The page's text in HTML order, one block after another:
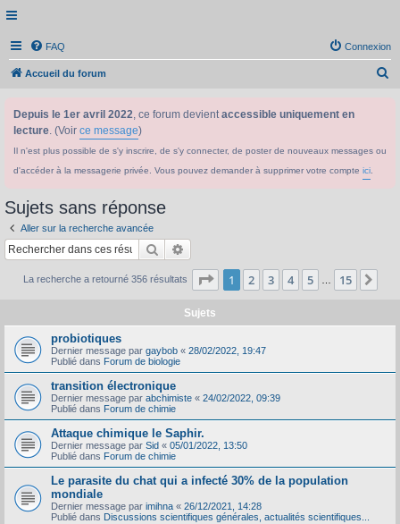
FAQ Connexion
Accueil du forum
Depuis le 1er avril 2022, ce forum devientaccessible uniquement en
lecture. (Voir ce message)
Il n'est plus possible de s'y inscrire, de s'y connecter, de poster de nouveaux messages ou
d'accéder à la messagerie privée. Vous pouvez demander à supprimer votre compte ici
Sujets sans réponse
Aller sur la recherche avancée
Rechercher
La recherche a retourné 356 résultats Page 1sur15
1 2 3 4 5 15
Sujets
probiotiques
Dernier message par gaybob « 28/02/2022, 19:47
Publié dans Forum de biologie
transition électronique
Dernier message par abchimiste « 24/02/2022, 09:39
Publié dans Forum de chimie
Attaque chimique le Saphir.
Dernier message par Sid « 05/01/2022, 13:50
Publié dans Forum de chimie
Le parasite du chat qui a infecté 30% de la population
mondiale
Dernier message par imihna « 26/12/2021, 14:28
Publié dans Discussions scientifiques générales, actualités scientifiques...